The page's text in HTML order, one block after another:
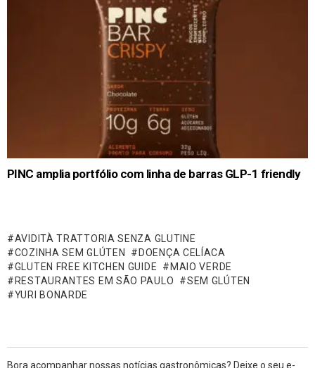
PINC amplia portfólio com linha de barras GLP-1 friendly
AVIDITÀ TRATTORIA SENZA GLUTINE
COZINHA SEM GLÚTEN
DOENÇA CELÍACA
GLUTEN FREE KITCHEN GUIDE
MAIO VERDE
RESTAURANTES EM SÃO PAULO
SEM GLÚTEN
YURI BONARDE
Bora acompanhar nossas notícias gastronômicas? Deixe o seu e-